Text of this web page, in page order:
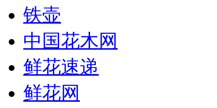
铁壶
中国花木网
鲜花速递
鲜花网